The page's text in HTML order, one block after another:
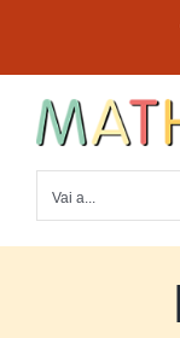
contenuto
Vai a...